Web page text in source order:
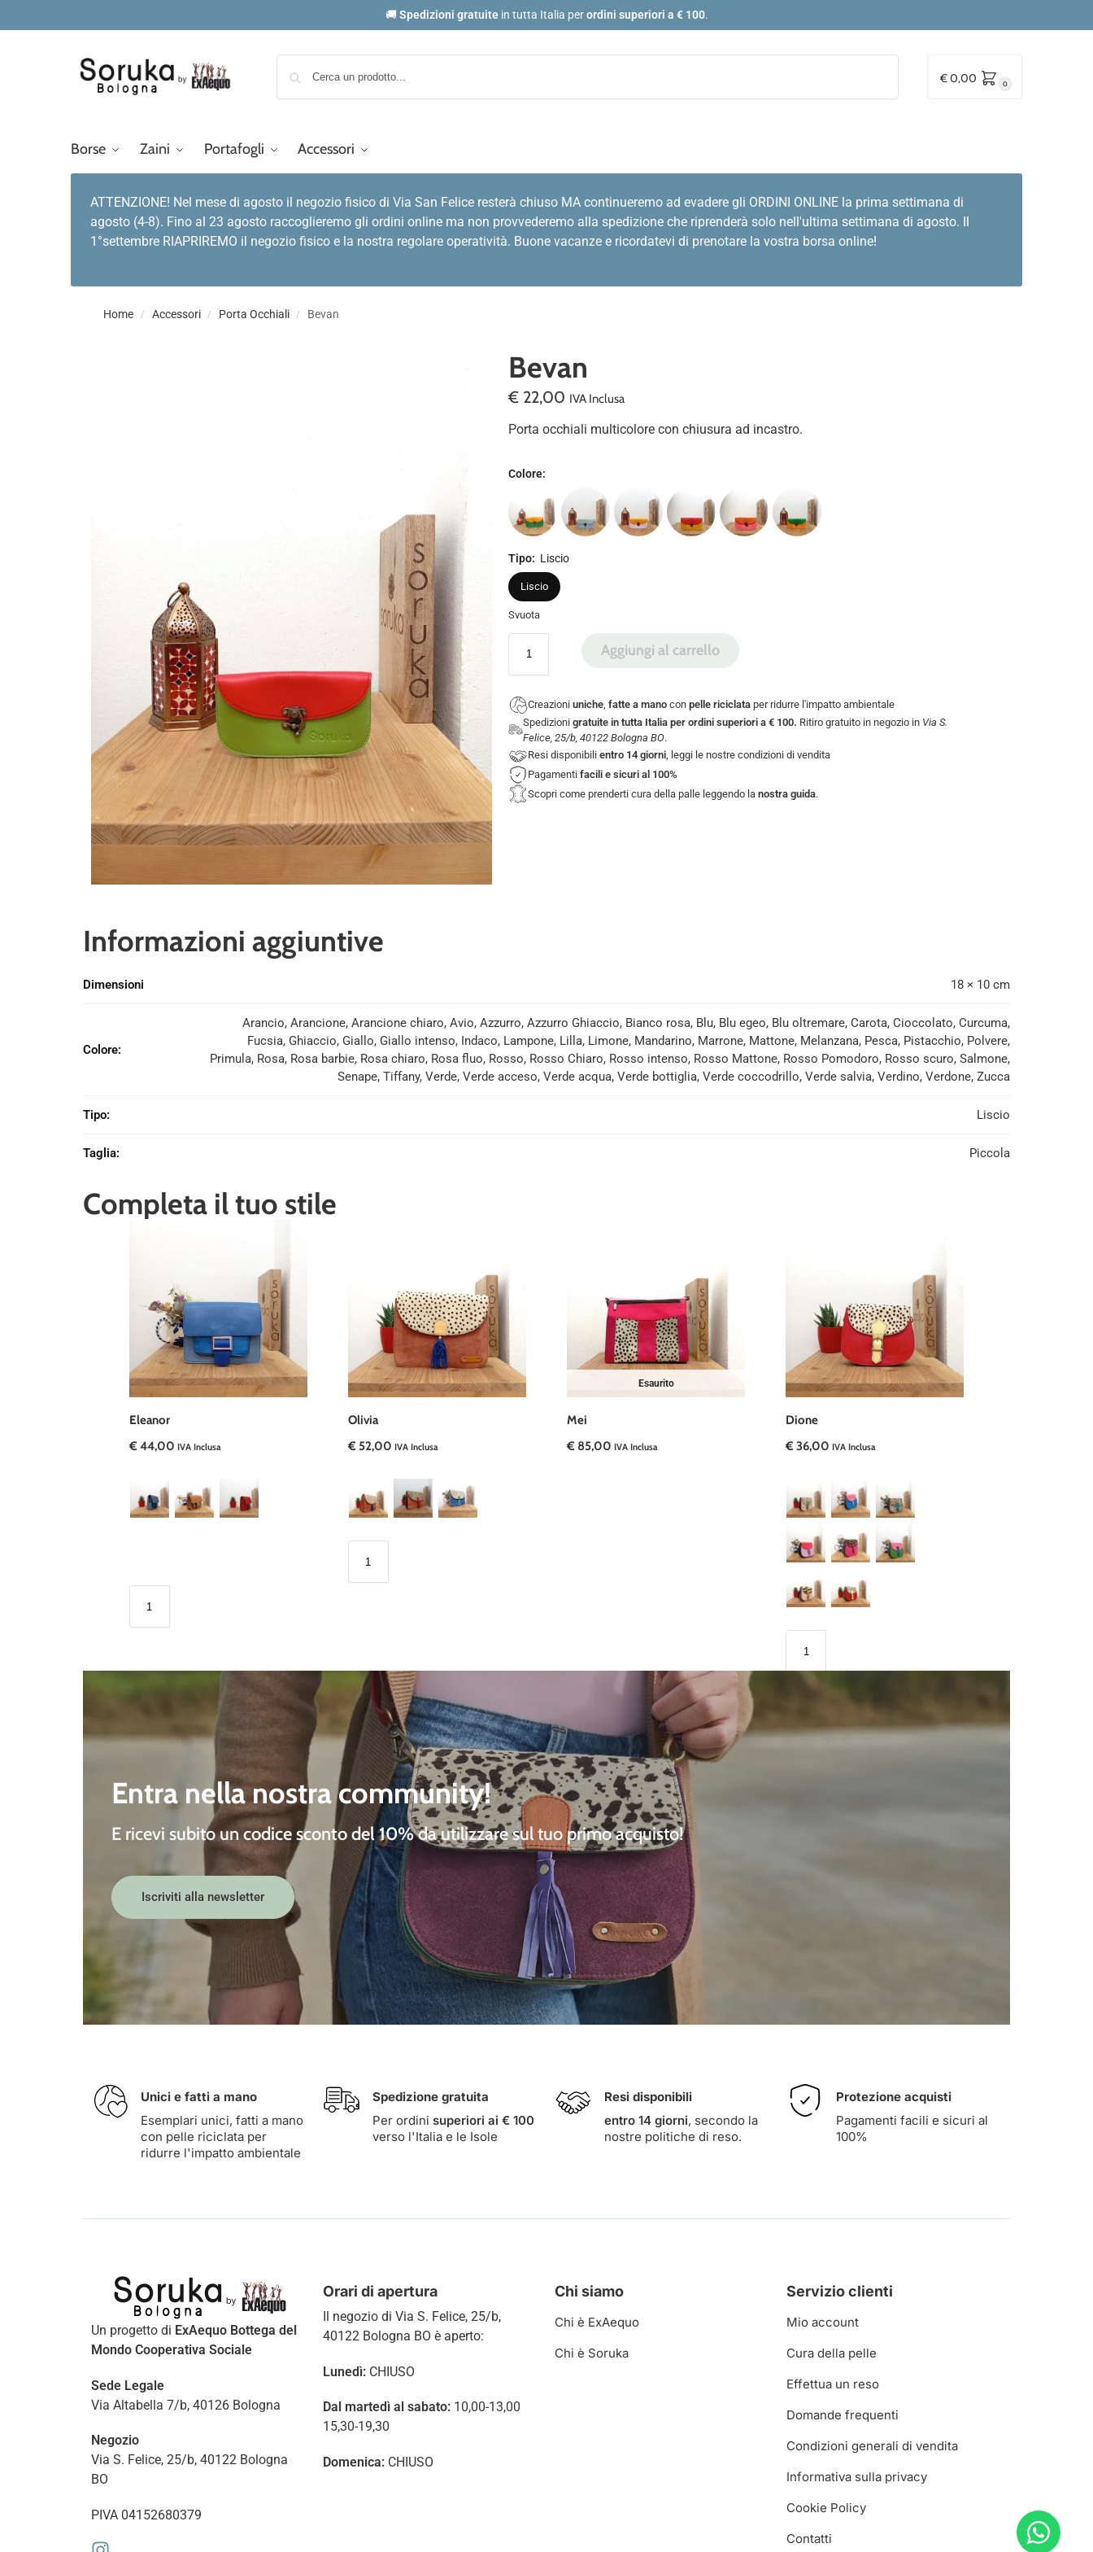
🚚 Spedizioni gratuite in tutta Italia perordini superiori a € 100.
€0,00 0
Borse Zaini Portafogli Accessori
ATTENZIONE! Nel mese di agosto il negozio fisico di Via San Felice resterà chiuso MA continueremo ad evadere gli ORDINI ONLINE la prima settimana di
agosto (4-8). Fino al 23 agosto raccoglieremo gli ordini online ma non provvederemo alla spedizione che riprenderà solo nell'ultima settimana di agosto. Il
1°settembre RIAPRIREMO il negozio fisico e la nostra regolare operatività. Buone vacanze e ricordatevi di prenotare la vostra borsa online!
Home / Accessori / Porta Occhiali / Bevan
Bevan
€ 22,00 IVA Inclusa
Porta occhiali multicolore con chiusura ad incastro.
Colore:
Tipo: Liscio
Liscio
Svuota
Aggiungi al carrello
Creazioni uniche, fatte a mano con pelle riciclata per ridurre l'impatto ambientale
Spedizionigratuite in tutta Italia per ordini superiori a € 100. Ritiro gratuito in negozio in Via S.
Felice, 25/b, 40122 Bologna BO.
Resi disponibili entro 14 giorni, leggi le nostre condizioni di vendita
Pagamenti facili e sicuri al 100%
Scopri come prenderti cura della palle leggendo la nostra guida.
Informazioni aggiuntive
Dimensioni 18 × 10 cm
Colore:
Arancio, Arancione, Arancione chiaro, Avio, Azzurro, Azzurro Ghiaccio, Bianco rosa, Blu, Blu egeo, Blu oltremare, Carota, Cioccolato, Curcuma,
Fucsia, Ghiaccio, Giallo, Giallo intenso, Indaco, Lampone, Lilla, Limone, Mandarino, Marrone, Mattone, Melanzana, Pesca, Pistacchio, Polvere,
Primula, Rosa, Rosa barbie, Rosa chiaro, Rosa fluo, Rosso, Rosso Chiaro, Rosso intenso, Rosso Mattone, Rosso Pomodoro, Rosso scuro, Salmone,
Senape, Tiffany, Verde, Verde acceso, Verde acqua, Verde bottiglia, Verde coccodrillo, Verde salvia, Verdino, Verdone, Zucca
Tipo: Liscio
Taglia: Piccola
Completa il tuo stile
Eleanor
€ 44,00 IVA Inclusa
Olivia
€ 52,00 IVA Inclusa
Esaurito
Mei
€ 85,00 IVA Inclusa
Dione
€ 36,00 IVA Inclusa
Entra nella nostra community!
E ricevi subito uncodice sconto del 10%da utilizzare sul tuo primo acquisto!
Iscriviti alla newsletter
Unici e fatti a mano
Esemplari unici, fatti a mano
con pelle riciclata per
ridurre l'impatto ambientale
Spedizione gratuita
Per ordini superiori ai € 100
verso l'Italia e le Isole
Resi disponibili
entro 14 giorni, secondo la
nostre politiche di reso.
Protezione acquisti
Pagamenti facili e sicuri al
100%
Un progetto di ExAequo Bottega del
Mondo Cooperativa Sociale
Sede Legale
Via Altabella 7/b, 40126 Bologna
Negozio
Via S. Felice, 25/b, 40122 Bologna
BO
PIVA 04152680379
Orari di apertura
Il negozio di Via S. Felice, 25/b,
40122 Bologna BO è aperto:
Lunedì: CHIUSO
Dal martedì al sabato: 10,00-13,00
15,30-19,30
Domenica: CHIUSO
Chi siamo
Chi è ExAequo
Chi è Soruka
Servizio clienti
Mio account
Cura della pelle
Effettua un reso
Domande frequenti
Condizioni generali di vendita
Informativa sulla privacy
Cookie Policy
Contatti